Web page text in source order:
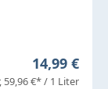
Regulärer
14,99 €
59,96 €* / 1 Liter